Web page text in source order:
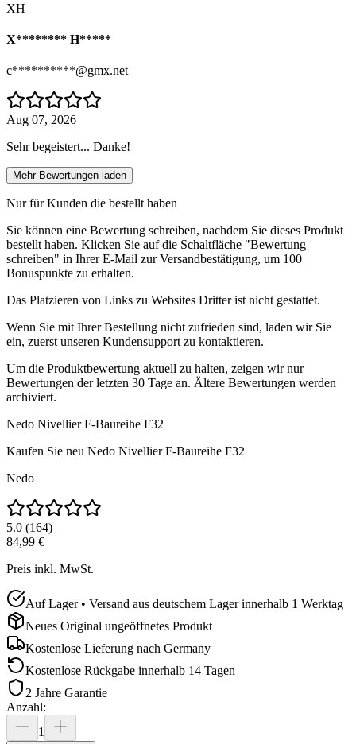
XH
X******** H*****
c**********@gmx.net
Aug 07, 2026
Sehr begeistert... Danke!
Mehr Bewertungen laden
Nur für Kunden die bestellt haben
Sie können eine Bewertung schreiben, nachdem Sie dieses Produkt
bestellt haben. Klicken Sie auf die Schaltfläche "Bewertung
schreiben" in Ihrer E-Mail zur Versandbestätigung, um 100
Bonuspunkte zu erhalten.
Das Platzieren von Links zu Websites Dritter ist nicht gestattet.
Wenn Sie mit Ihrer Bestellung nicht zufrieden sind, laden wir Sie
ein, zuerst unseren Kundensupport zu kontaktieren.
Um die Produktbewertung aktuell zu halten, zeigen wir nur
Bewertungen der letzten 30 Tage an. Ältere Bewertungen werden
archiviert.
Nedo Nivellier F-Baureihe F32
Kaufen Sie neu Nedo Nivellier F-Baureihe F32
Nedo
5.0 (164)
84,99 €
Preis inkl. MwSt.
Auf Lager • Versand aus deutschem Lager innerhalb 1 Werktag
Neues Original ungeöffnetes Produkt
Kostenlose Lieferung nach Germany
Kostenlose Rückgabe innerhalb 14 Tagen
2 Jahre Garantie
Anzahl:
1